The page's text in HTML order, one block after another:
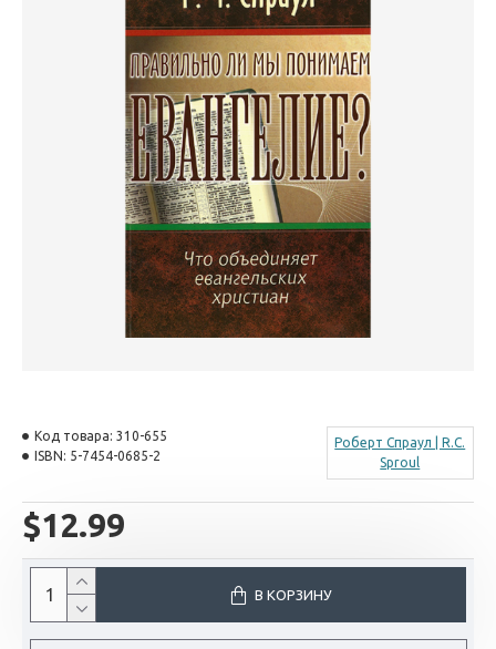
$12.99
Код товара: 310-655
ISBN: 5-7454-0685-2
Роберт Спраул | R.C.
Sproul
В КОРЗИНУ